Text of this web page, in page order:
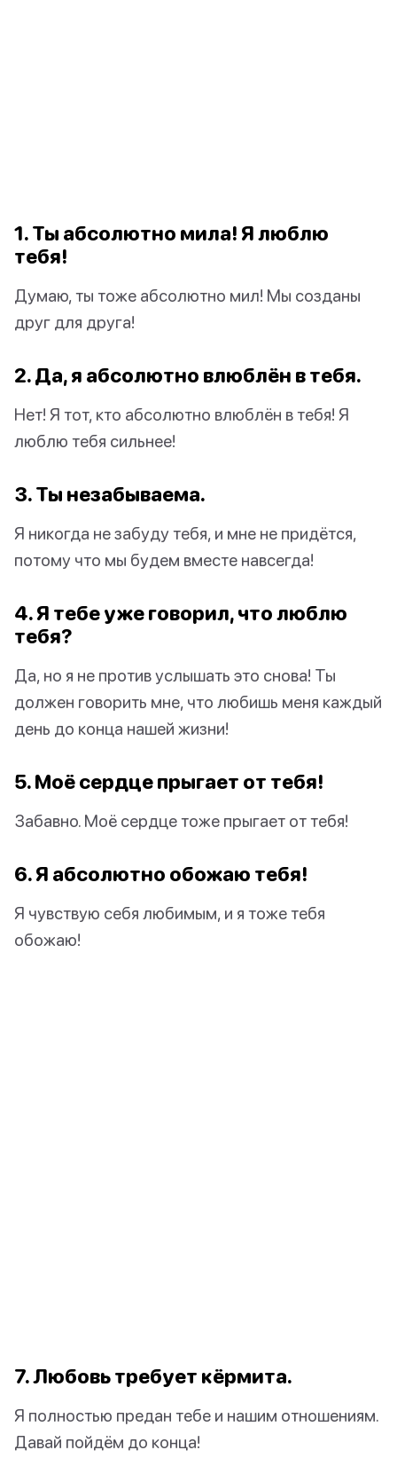
1. Ты абсолютно мила! Я люблю
тебя!
Думаю, ты тоже абсолютно мил! Мы созданы
друг для друга!
2. Да, я абсолютно влюблён в тебя.
Нет! Я тот, кто абсолютно влюблён в тебя! Я
люблю тебя сильнее!
3. Ты незабываема.
Я никогда не забуду тебя, и мне не придётся,
потому что мы будем вместе навсегда!
4. Я тебе уже говорил, что люблю
тебя?
Да, но я не против услышать это снова! Ты
должен говорить мне, что любишь меня каждый
день до конца нашей жизни!
5. Моё сердце прыгает от тебя!
Забавно. Моё сердце тоже прыгает от тебя!
6. Я абсолютно обожаю тебя!
Я чувствую себя любимым, и я тоже тебя
обожаю!
7. Любовь требует кёрмита.
Я полностью предан тебе и нашим отношениям.
Давай пойдём до конца!